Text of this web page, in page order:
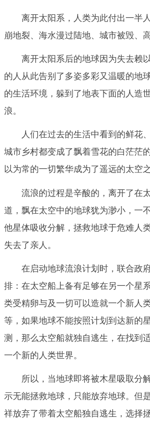
离开太阳系，人类为此付出一
崩地裂、海水漫过陆地、城市被毁、
离开太阳系后的地球因为失去赖
的人从此告别了多姿多彩又温暖的地
的生活环境，躲到了地表下面的人造
浪。
人们在过去的生活中看到的鲜花
城市乡村都变成了飘着雪花的白茫茫
以为常的一切繁华成为了遥远的太空之
流浪的过程是辛酸的，离开了在
道，飘在太空中的地球犹为渺小，一
他星体吸收分解，拯救地球于危难人
失去了亲人。
在启动地球流浪计划时，联合政
排：在太空船上备有足够在另一个星
类受精卵与及一切可以造就一个新人
等，如果地球不能按照计划到达新的
测，那么太空船就独自逃生，在找到
一个新的人类世界。
所以，当地球即将被木星吸取分
示无能拯救地球，只能放弃地球。但
祥放弃了带着太空船独自逃生，选择